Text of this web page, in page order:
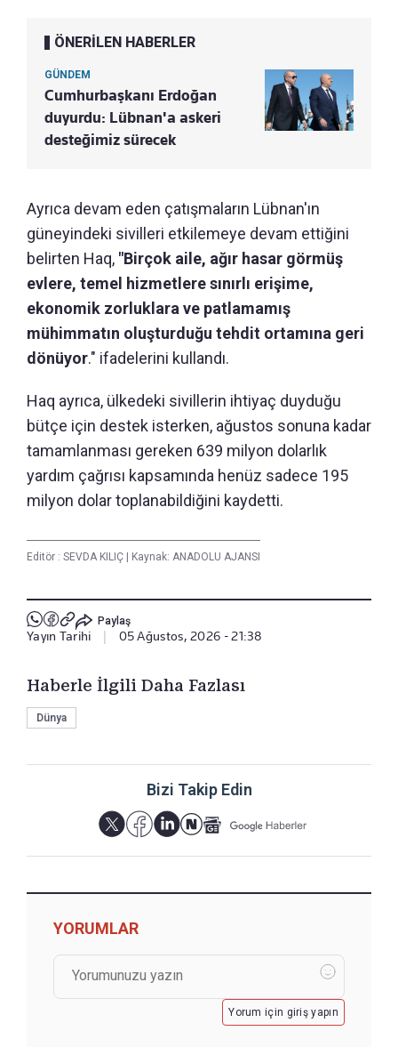
ÖNERİLEN HABERLER
GÜNDEM
Cumhurbaşkanı Erdoğan
duyurdu: Lübnan'a askeri
desteğimiz sürecek
Ayrıca devam eden çatışmaların Lübnan'ın
güneyindeki sivilleri etkilemeye devam ettiğini
belirten Haq, "Birçok aile, ağır hasar görmüş
evlere, temel hizmetlere sınırlı erişime,
ekonomik zorluklara ve patlamamış
mühimmatın oluşturduğu tehdit ortamına geri
dönüyor." ifadelerini kullandı.
Haq ayrıca, ülkedeki sivillerin ihtiyaç duyduğu
bütçe için destek isterken, ağustos sonuna kadar
tamamlanması gereken 639 milyon dolarlık
yardım çağrısı kapsamında henüz sadece 195
milyon dolar toplanabildiğini kaydetti.
Editör : SEVDA KILIÇ Kaynak: ANADOLU AJANSI
Paylaş
Yayın Tarihi 05 Ağustos, 2026 - 21:38
Haberle İlgili Daha Fazlası
Dünya
Bizi Takip Edin
YORUMLAR
Yorum için giriş yapın